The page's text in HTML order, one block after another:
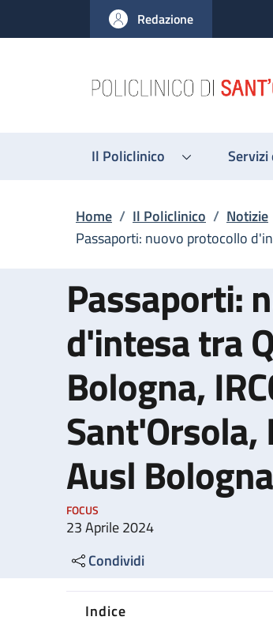
al contenuto principale
to footer content
Redazione
Il Policlinico Servizi
Briciole di
Home / Il Policlinico / Notizie
Passaporti: nuovo protocollo
Passaporti:
d'intesa tra
Bologna,
Sant'Orsola,
Ausl Bologna
FOCUS
23 Aprile 2024
Condividi
Indice